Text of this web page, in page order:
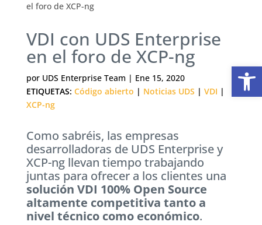
el foro de XCP-ng
VDI con UDS Enterprise
en el foro de XCP-ng
por UDS Enterprise Team | Ene 15, 2020
ETIQUETAS: Código abierto | Noticias UDS | VDI |
XCP-ng
Como sabréis, las empresas
desarrolladoras de UDS Enterprise y
XCP-ng llevan tiempo trabajando
juntas para ofrecer a los clientes una
solución VDI 100% Open Source
altamente competitiva tanto a
nivel técnico como económico.